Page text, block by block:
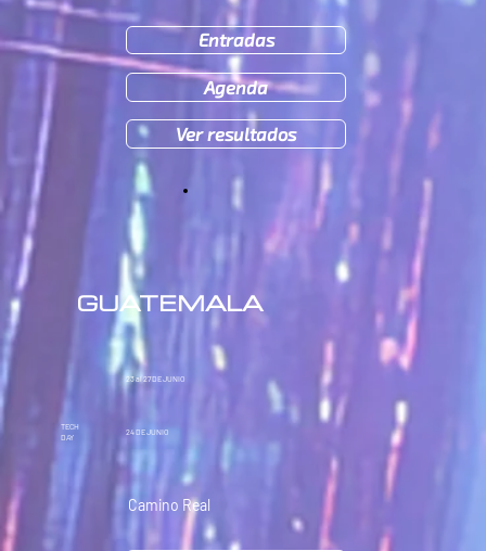
Entradas
Agenda
Ver resultados
GUATEMALA
23 al 27DE JUNIO
TECH
DAY
24DE JUNIO
Camino Real